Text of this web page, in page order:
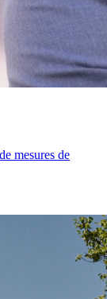
mesures de